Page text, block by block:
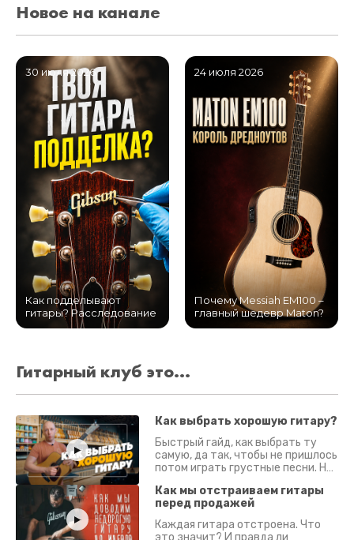
Новое на канале
30 июля 2026
Как подделывают
гитары? Расследование
24 июля 2026
Почему Messiah EM100 –
главный шедевр Maton?
Гитарный клуб это...
Как выбрать хорошую гитару?
Быстрый гайд, как выбрать ту
самую, да так, чтобы не пришлось
потом играть грустные песни. На
Как мы отстраиваем гитары
перед продажей
Каждая гитара отстроена. Что